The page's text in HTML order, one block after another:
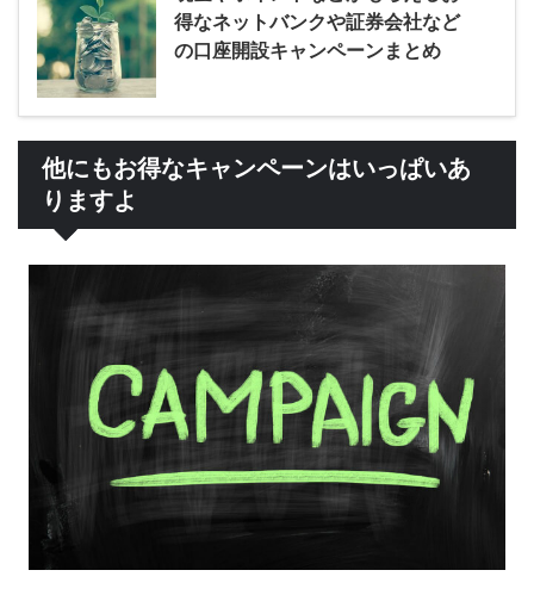
得なネットバンクや証券会社など
の口座開設キャンペーンまとめ
他にもお得なキャンペーンはいっぱいあ
りますよ